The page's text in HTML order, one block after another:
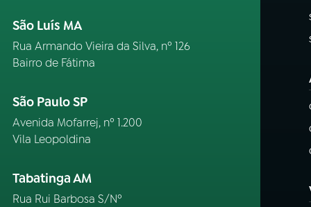
São Luís MA
Rua Armando Vieira da Silva, nº 126
Bairro de Fátima
São Paulo SP
Avenida Mofarrej, nº 1.200
Vila Leopoldina
Tabatinga AM
Rua Rui Barbosa S/Nº